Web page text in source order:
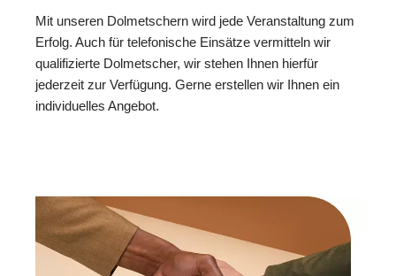
Mit unseren Dolmetschern wird jede Veranstaltung zum
Erfolg. Auch für telefonische Einsätze vermitteln wir
qualifizierte Dolmetscher, wir stehen Ihnen hierfür
jederzeit zur Verfügung. Gerne erstellen wir Ihnen ein
individuelles Angebot.